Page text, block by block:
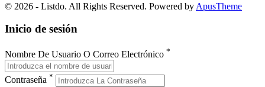
© 2026 - Listdo. All Rights Reserved. Powered by ApusTheme
Inicio de sesión
Nombre De Usuario O Correo Electrónico *
Contraseña *